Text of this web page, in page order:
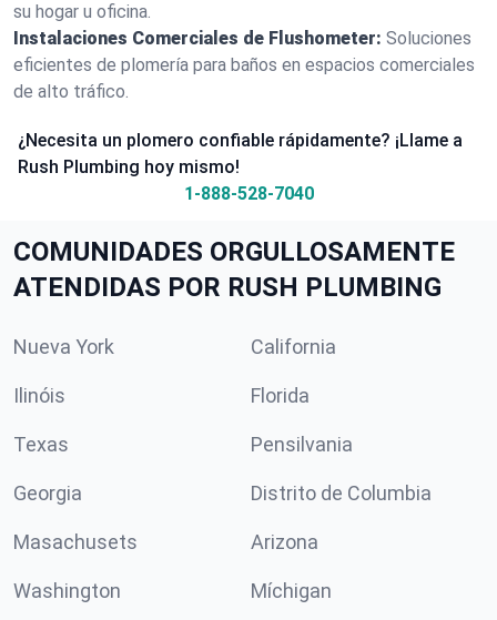
su hogar u oficina.
Instalaciones Comerciales de Flushometer: Soluciones
eficientes de plomería para baños en espacios comerciales
de alto tráfico.
¿Necesita un plomero confiable rápidamente? ¡Llame a
Rush Plumbing hoy mismo!
1-888-528-7040
COMUNIDADES ORGULLOSAMENTE
ATENDIDAS POR RUSH PLUMBING
Nueva York California
Ilinóis Florida
Texas Pensilvania
Georgia Distrito de Columbia
Masachusets Arizona
Washington Míchigan